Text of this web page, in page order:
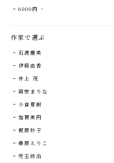
6000円 ~
作家で選ぶ
石渡麿美
伊藤由香
井上 茂
岡安まりな
小倉夏樹
加賀美円
梶原妙子
桑原えりこ
児玉修治